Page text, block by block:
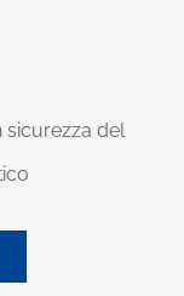
sicurezza del